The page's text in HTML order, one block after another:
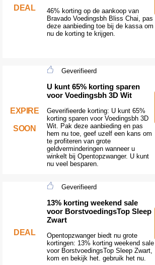
DEAL
46% korting op de aankoop van
Bravado Voedingsbh Bliss Chai, pas
deze aanbieding toe bij de kassa om
nu de korting te krijgen.
EXPIRE
SOON
Geverifieerd
U kunt 65% korting sparen
voor Voedingsbh 3D Wit
Geverifieerde korting: U kunt 65%
korting sparen voor Voedingsbh 3D
Wit. Pak deze aanbieding en pas
hem nu toe, geef uzelf een kans om
te profiteren van grote
geldverminderingen wanneer u
winkelt bij Opentopzwanger. U kunt
nu veel besparen.
DEAL
Geverifieerd
13% korting weekend sale
voor BorstvoedingsTop Sleep
Zwart
Opentopzwanger biedt nu grote
kortingen: 13% korting weekend sale
voor BorstvoedingsTop Sleep Zwart,
kom en bekijk het. gebruik het nu.